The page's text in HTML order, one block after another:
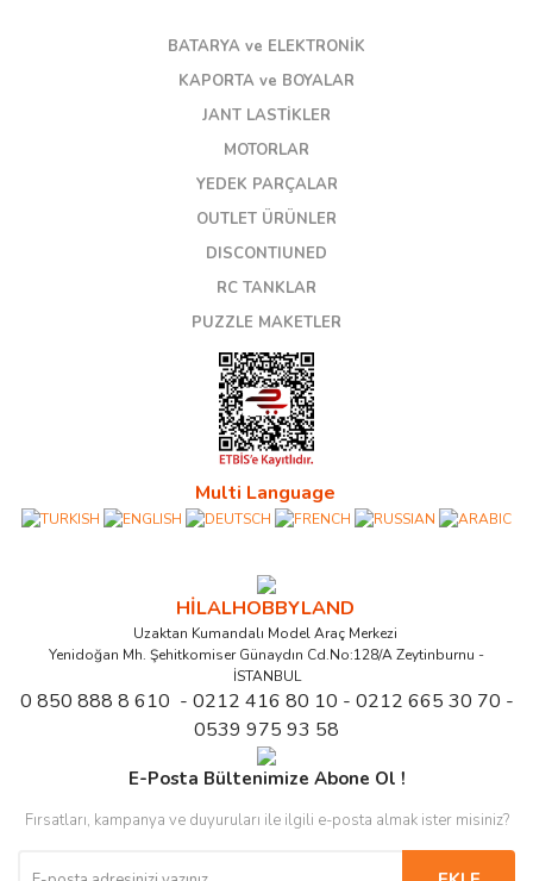
BATARYA ve ELEKTRONİK
KAPORTA ve BOYALAR
JANT LASTİKLER
MOTORLAR
YEDEK PARÇALAR
OUTLET ÜRÜNLER
DISCONTIUNED
RC TANKLAR
PUZZLE MAKETLER
Multi Language
HİLALHOBBYLAND
Uzaktan Kumandalı Model Araç Merkezi
Yenidoğan Mh. Şehitkomiser Günaydın Cd.No:128/A Zeytinburnu -
İSTANBUL
0 850 888 8 610 - 0212 416 80 10 - 0212 665 30 70 -
0539 975 93 58
E-Posta Bültenimize Abone Ol !
Fırsatları, kampanya ve duyuruları ile ilgili e-posta almak ister misiniz?